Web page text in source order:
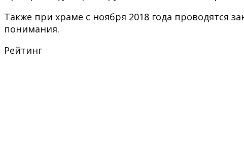
Также при храме с ноября 2018 года проводятся
понимания.
Рейтинг